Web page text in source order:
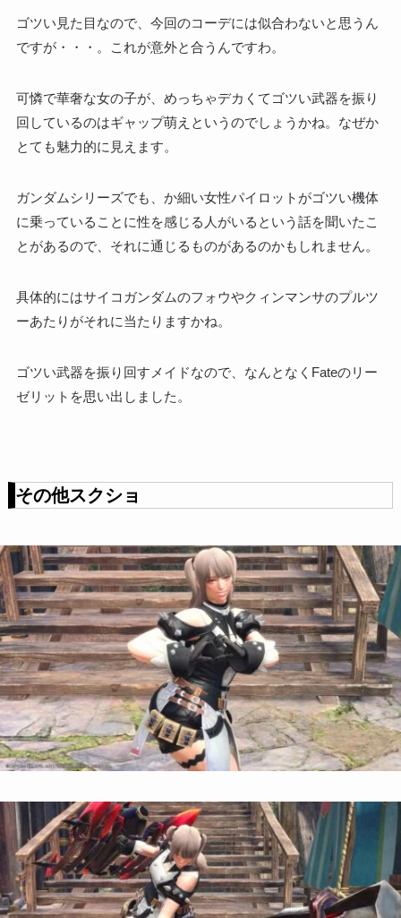
ゴツい見た目なので、今回のコーデには似合わないと思うん
ですが・・・。これが意外と合うんですわ。
可憐で華奢な女の子が、めっちゃデカくてゴツい武器を振り
回しているのはギャップ萌えというのでしょうかね。なぜか
とても魅力的に見えます。
ガンダムシリーズでも、か細い女性パイロットがゴツい機体
に乗っていることに性を感じる人がいるという話を聞いたこ
とがあるので、それに通じるものがあるのかもしれません。
具体的にはサイコガンダムのフォウやクィンマンサのプルツ
ーあたりがそれに当たりますかね。
ゴツい武器を振り回すメイドなので、なんとなくFateのリー
ゼリットを思い出しました。
その他スクショ